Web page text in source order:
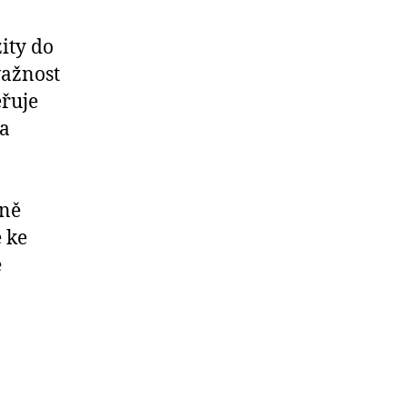
do
ke